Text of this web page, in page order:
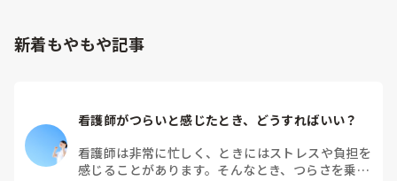
新着もやもや記事
看護師がつらいと感じたとき、どうすればいい？
看護師は非常に忙しく、ときにはストレスや負担を
感じることがあります。そんなとき、つらさを乗り